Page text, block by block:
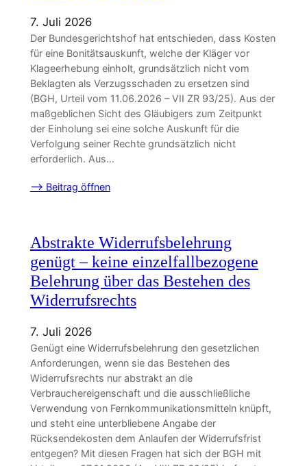
7. Juli 2026
Der Bundesgerichtshof hat entschieden, dass Kosten
für eine Bonitätsauskunft, welche der Kläger vor
Klageerhebung einholt, grundsätzlich nicht vom
Beklagten als Verzugsschaden zu ersetzen sind
(BGH, Urteil vom 11.06.2026 – VII ZR 93/25). Aus der
maßgeblichen Sicht des Gläubigers zum Zeitpunkt
der Einholung sei eine solche Auskunft für die
Verfolgung seiner Rechte grundsätzlich nicht
erforderlich. Aus…
–> Beitrag öffnen
Abstrakte Widerrufsbelehrung
genügt – keine einzelfallbezogene
Belehrung über das Bestehen des
Widerrufsrechts
7. Juli 2026
Genügt eine Widerrufsbelehrung den gesetzlichen
Anforderungen, wenn sie das Bestehen des
Widerrufsrechts nur abstrakt an die
Verbrauchereigenschaft und die ausschließliche
Verwendung von Fernkommunikationsmitteln knüpft,
und steht eine unterbliebene Angabe der
Rücksendekosten dem Anlaufen der Widerrufsfrist
entgegen? Mit diesen Fragen hat sich der BGH mit